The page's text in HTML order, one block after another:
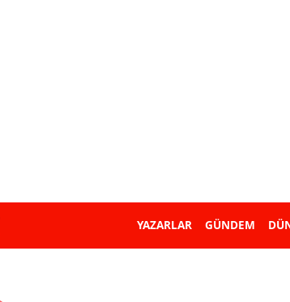
YAZARLAR GÜNDEM